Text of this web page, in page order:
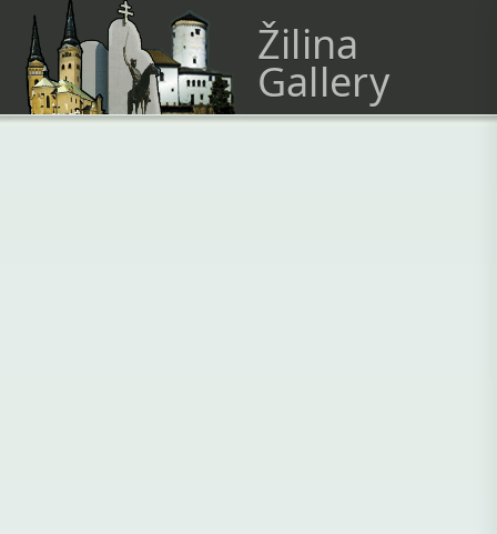
Žilina
Gallery